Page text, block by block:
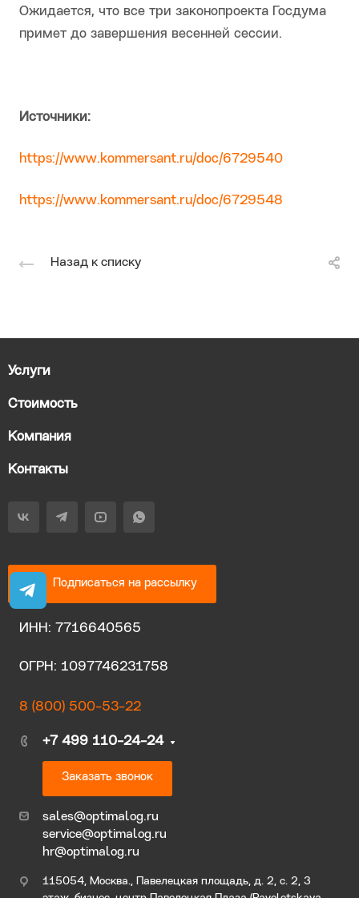
Ожидается, что все три законопроекта Госдума
примет до завершения весенней сессии.
Источники:
https://www.kommersant.ru/doc/6729540
https://www.kommersant.ru/doc/6729548
Назад к списку
Услуги
Стоимость
Компания
Контакты
Подписаться на рассылку
ИНН: 7716640565
ОГРН: 1097746231758
8 (800) 500-53-22
+7 499 110-24-24
Заказать звонок
sales@optimalog.ru
service@optimalog.ru
hr@optimalog.ru
115054, Москва., Павелецкая площадь, д. 2, с. 2, 3